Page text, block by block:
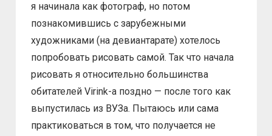
я начинала как фотограф, но потом
познакомившись с зарубежными
художниками (на девиантарате) хотелось
попробовать рисовать самой. Так что начала
рисовать я относительно большинства
обитателей Virink-а поздно — после того как
выпустилась из ВУЗа. Пытаюсь или сама
практиковаться в том, что получается не